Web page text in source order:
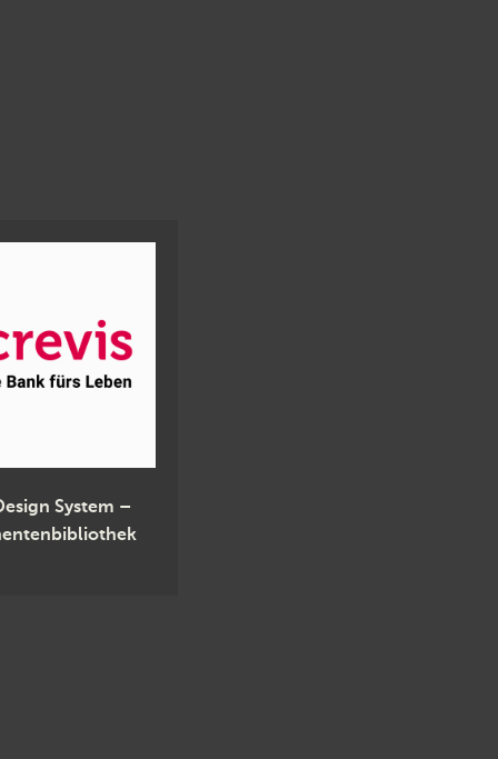
System –